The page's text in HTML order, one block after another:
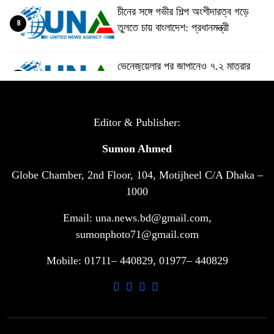
চীনের সঙ্গে গভীর শিল্প অংশীদারত্ব গড়ে
তুলতে চায় বাংলাদেশ: প্রধানমন্ত্রী
৪
ভেনেজুয়েলার পর জাপানেও ৭.২ মাত্রার
শক্তিশালী ভূমিকম্প
টানা ৩ ম্যাচে গোল ভিনির, ইতিহাস বলছে
সরকারি ৩শ কেজি বই বিক্রির অভিযোগ
মাদ্রাসা সুপারের বিরুদ্ধে
গাড়ি বিক্রির পর মালিকানা পরিবর্তনে কঠোর
আ.লীগ ও বিএনপির বিরুদ্ধে সমানভাবে
Editor & Publisher:
Sumon Ahmed
Globe Chamber, 2nd Floor, 104, Motijheel C/A Dhaka –
1000
Email: una.news.bd@gmail.com,
sumonphoto71@gmail.com
Mobile: 01711– 440829, 01977– 440829